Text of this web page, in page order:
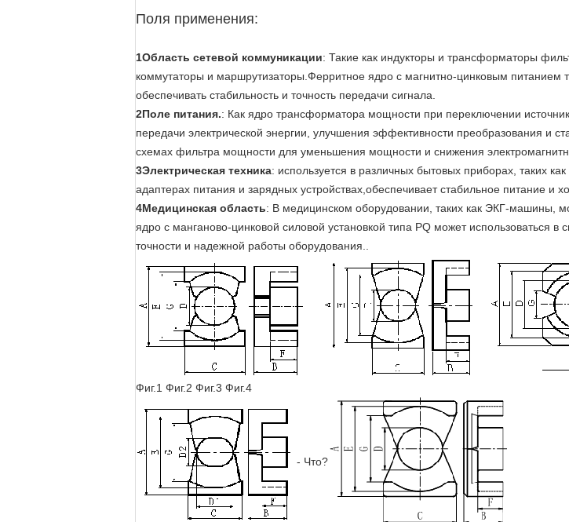
Поля применения:
1Область сетевой коммуникации: Такие как индукторы и трансформаторы
коммутаторы и маршрутизаторы.Ферритное ядро с магнитно-цинковым питанием
обеспечивать стабильность и точность передачи сигнала.
2Поле питания.: Как ядро трансформатора мощности при переключении
передачи электрической энергии, улучшения эффективности преобразования и
схемах фильтра мощности для уменьшения мощности и снижения
3Электрическая техника: используется в различных бытовых приборах, таких
адаптерах питания и зарядных устройствах,обеспечивает стабильное питание и
4Медицинская область: В медицинском оборудовании, таких как ЭКГ-машины,
ядро с манганово-цинковой силовой установкой типа PQ может использоваться
точности и надежной работы оборудования..
Фиг.1 Фиг.2 Фиг.3 Фиг.4
- Что?